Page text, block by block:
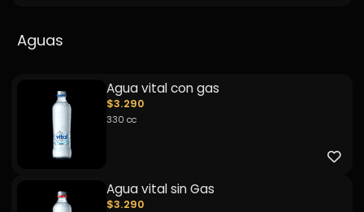
Aguas
Agua vital con gas
$3.290
330 cc
Agua vital sin Gas
$3.290